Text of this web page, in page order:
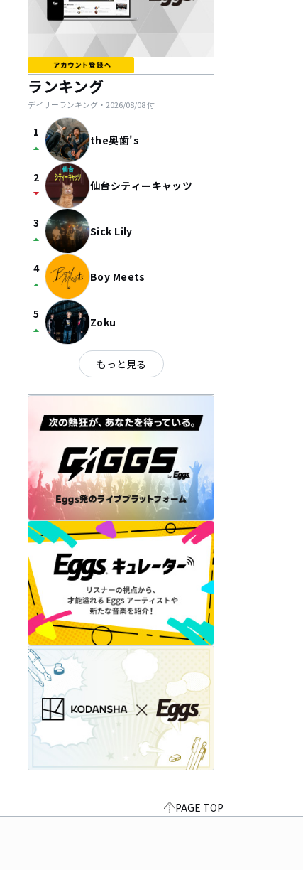
ランキング
デイリーランキング・ 2026/08/08付
1
arrow_drop_up the奥歯's
2
arrow_drop_down 仙台シティーキャッツ
3
arrow_drop_up Sick Lily
4
arrow_drop_up Boy Meets
5
arrow_drop_up Zoku
もっと見る
PAGE TOP